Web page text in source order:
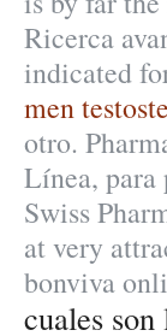
Ricerca
indicated
men
otro.
Línea, para
Swiss
at very
bonviva
cuales